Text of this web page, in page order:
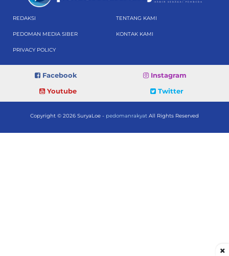
REDAKSI TENTANG KAMI
PEDOMAN MEDIA SIBER KONTAK KAMI
PRIVACY POLICY
Facebook
Instagram
Youtube
Twitter
Copyright © 2026 SuryaLoe - pedomanrakyat All Rights Reserved
×